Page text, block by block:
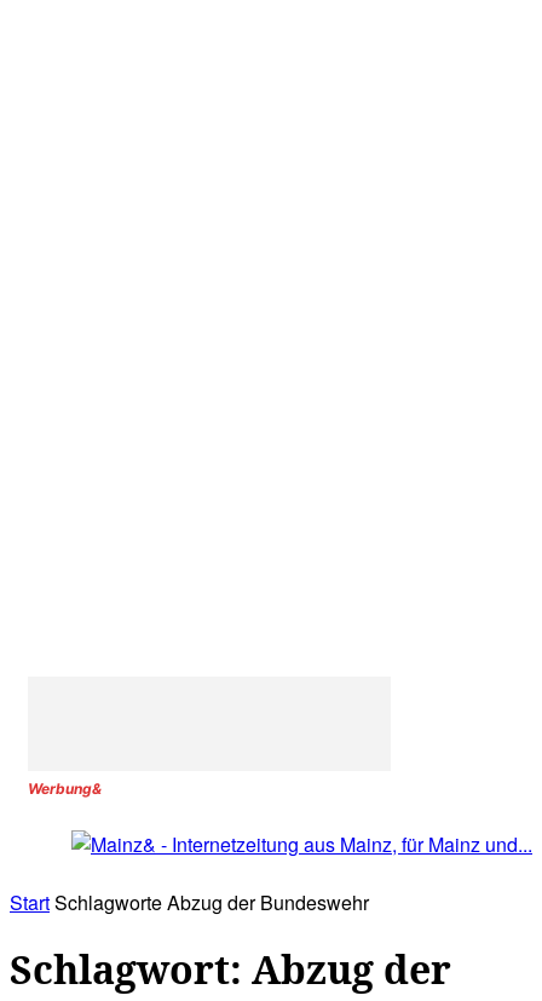
Werbung&
StartSchlagworteAbzug der Bundeswehr
Schlagwort: Abzug der